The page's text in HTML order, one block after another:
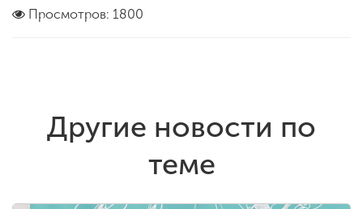
Просмотров: 1800
Другие новости по
теме